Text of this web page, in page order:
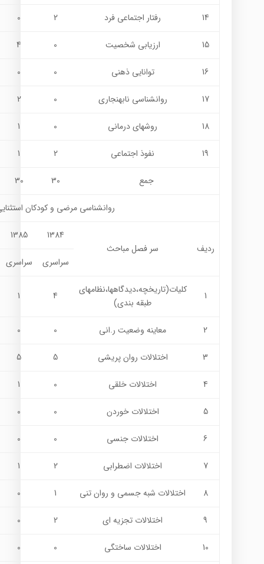
14 رفتار اجتماعي فرد 2
0
15 ارزيابي شخصيت 0
4
16 توانایی ذهنی 0
0
17 روانشناسی نابهنجاری 0
2
18 روشهاي درماني 0
1
19 نفوذ اجتماعی 2
1
جمع 30
30
روانشناسي مرضي و كودكان
ردیف سر فصل مباحث
1384
1385
سراسری سراسری
1
کلیات(تاریخچه،دیدگاهها،نظامهای
طبقه بندی)
4
1
2 معاينه وضعيت ر.اني 0
0
3 اختلالات روان پریشی 5
5
4 اختلالات خلقی 0
1
5 اختلالات خوردن 0
0
6 اختلالات جنسی 0
0
7 اختلالات اضطرابی 2
1
8 اختلالات شبه جسمی و روان تني 1
0
9 اختلالات تجزیه ای 2
0
10 اختلالات ساختگی 0
0